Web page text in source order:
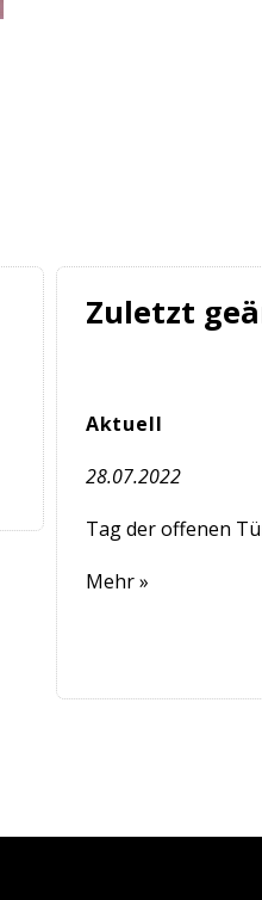
Zuletzt
Aktuell
28.07.2022
Tag der offenen
Mehr »